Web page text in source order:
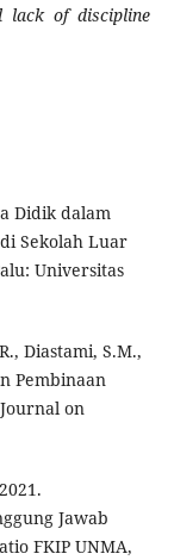
lack of discipline
Didik dalam
Sekolah Luar
Universitas
Diastami, S.M.,
Pembinaan
on
Jawab
FKIP UNMA,